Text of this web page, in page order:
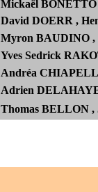
Mickaël
David DOERR ,
Myron BAUDINO
Yves Sedrick
Andréa
Adrien
Thomas BELLON